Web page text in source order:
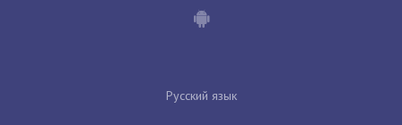
Русский язык